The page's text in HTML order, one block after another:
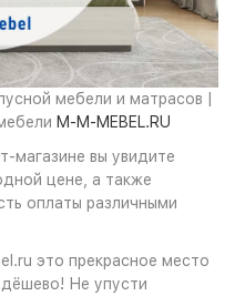
мебели и матрасов |
M-M-MEBEL.RU
магазине вы увидите
цене, а также
оплаты различными
это прекрасное место
Не упусти